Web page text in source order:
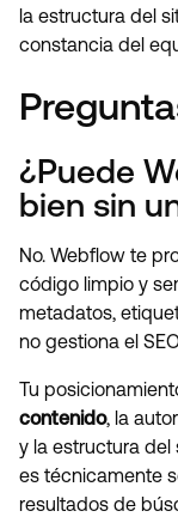
la estructura del
constancia del
¿Puede
bien sin
No. Webflow te
código limpio y
metadatos,
no gestiona el
Tu
contenido, la
y la estructura del
es técnicamente
resultados de